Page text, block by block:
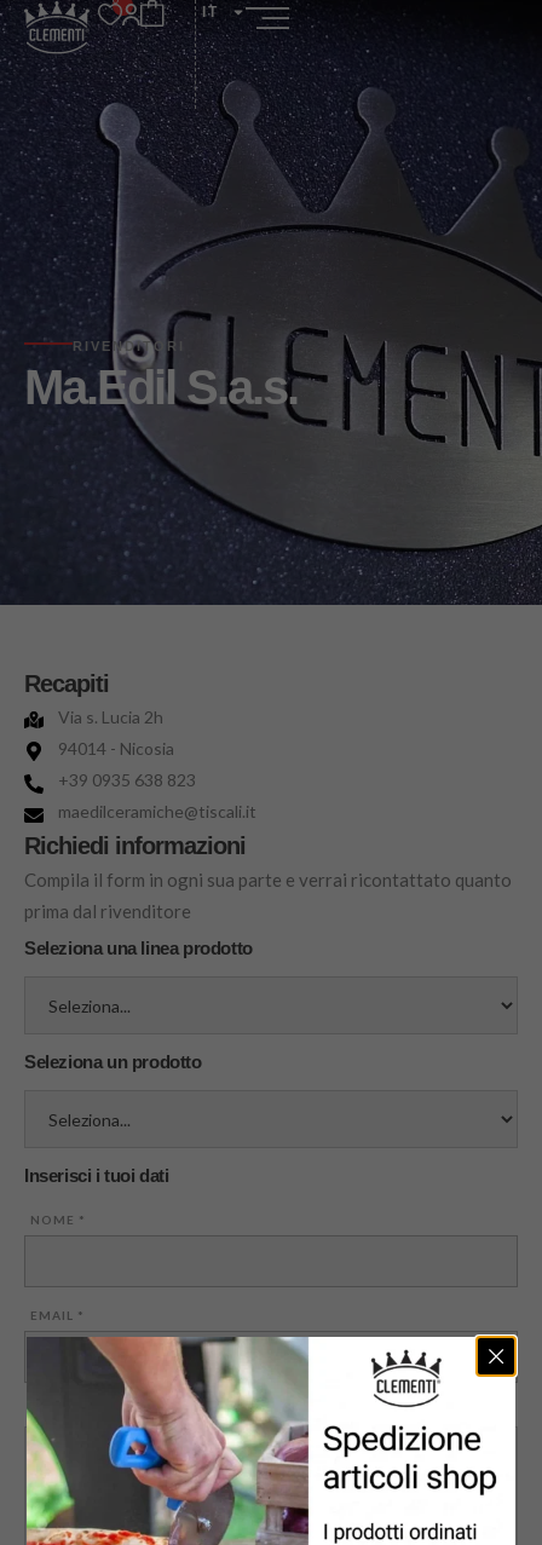
IT
RIVENDITORI
Ma.Edil S.a.s.
Recapiti
Via s. Lucia 2h
94014 - Nicosia
+39 0935 638 823
maedilceramiche@tiscali.it
Richiedi informazioni
Compila il form in ogni sua parte e verrai ricontattato quanto
prima dal rivenditore
Seleziona una linea prodotto
Seleziona un prodotto
Inserisci i tuoi dati
NOME *
EMAIL *
MESSAGGIO